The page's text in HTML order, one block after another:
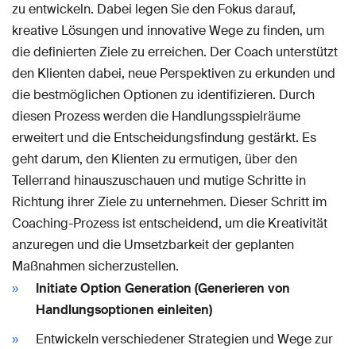
zu entwickeln. Dabei legen Sie den Fokus darauf,
kreative Lösungen und innovative Wege zu finden, um
die definierten Ziele zu erreichen. Der Coach unterstützt
den Klienten dabei, neue Perspektiven zu erkunden und
die bestmöglichen Optionen zu identifizieren. Durch
diesen Prozess werden die Handlungsspielräume
erweitert und die Entscheidungsfindung gestärkt. Es
geht darum, den Klienten zu ermutigen, über den
Tellerrand hinauszuschauen und mutige Schritte in
Richtung ihrer Ziele zu unternehmen. Dieser Schritt im
Coaching-Prozess ist entscheidend, um die Kreativität
anzuregen und die Umsetzbarkeit der geplanten
Maßnahmen sicherzustellen.
Initiate Option Generation (Generieren von
Handlungsoptionen einleiten)
Entwickeln verschiedener Strategien und Wege zur